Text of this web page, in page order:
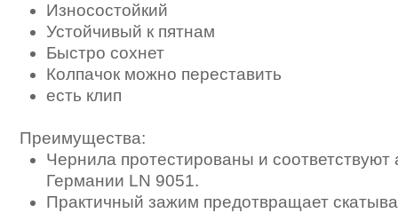
Износостойкий
Устойчивый к пятнам
Быстро сохнет
Колпачок можно переставить
есть клип
Преимущества:
Чернила протестированы и
Германии LN 9051.
Практичный зажим предотвращает